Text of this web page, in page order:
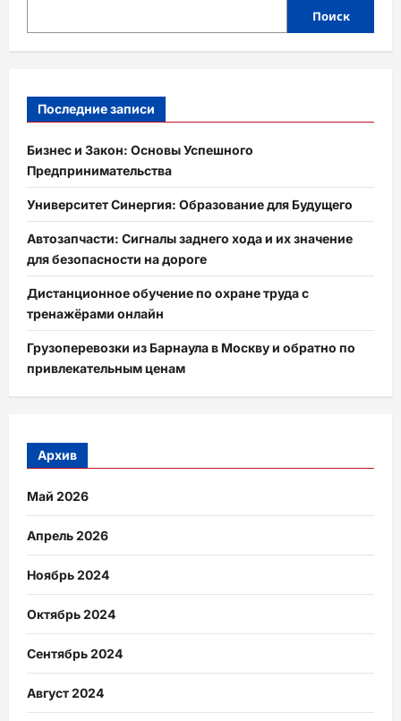
Поиск
Последние записи
Бизнес и Закон: Основы Успешного
Предпринимательства
Университет Синергия: Образование для Будущего
Автозапчасти: Сигналы заднего хода и их значение
для безопасности на дороге
Дистанционное обучение по охране труда с
тренажёрами онлайн
Грузоперевозки из Барнаула в Москву и обратно по
привлекательным ценам
Архив
Май 2026
Апрель 2026
Ноябрь 2024
Октябрь 2024
Сентябрь 2024
Август 2024